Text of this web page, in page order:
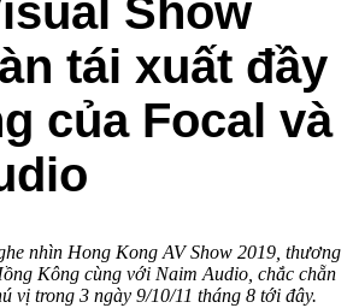
Show
tái xuất đầy
của Focal và
nhìn Hong Kong AV Show 2019, thương
Kông cùng với Naim Audio, chắc chẵn
vị trong 3 ngày 9/10/11 tháng 8 tới đây.